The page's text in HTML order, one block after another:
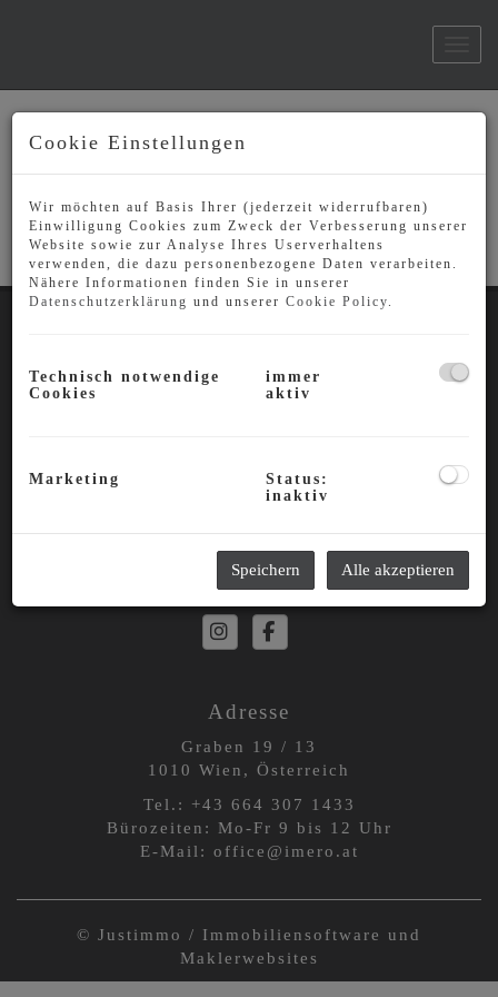
Unsere aktuellen
Projekte
KONTAKT
IMPRESSUM
DATENSCHUTZINFORMATION
Adresse
Graben 19 / 13
1010 Wien, Österreich
Tel.: +43 664 307 1433
Bürozeiten: Mo-Fr 9 bis 12 Uhr
E-Mail: office@imero.at
© Justimmo / Immobiliensoftware und
Maklerwebsites
Cookie Einstellungen
Wir möchten auf Basis Ihrer (jederzeit widerrufbaren)
Einwilligung Cookies zum Zweck der Verbesserung unserer
Website sowie zur Analyse Ihres Userverhaltens
verwenden, die dazu personenbezogene Daten verarbeiten.
Nähere Informationen finden Sie in unserer
Datenschutzerklärung und unserer Cookie Policy
Technisch notwendige
Cookies
immer
aktiv
Marketing
Status:
inaktiv
Speichern Alle akzeptieren